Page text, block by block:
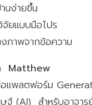
นง่ายขึ้น
ยแบบมือโปร
ภาพจากข้อความ
Matthew
พลตฟอร์ม
(AI) สำหรับอาจารย์